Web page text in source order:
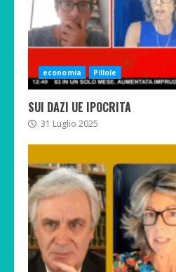
economia Pillole
SUI DAZI UE IPOCRITA
31 Luglio 2025